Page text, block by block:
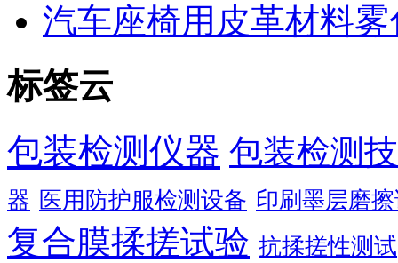
汽车座椅用皮革材料
标签云
包装检测仪器 包装检测
器 医用防护服检测设备 印刷墨层磨
复合膜揉搓试验 抗揉搓性测试